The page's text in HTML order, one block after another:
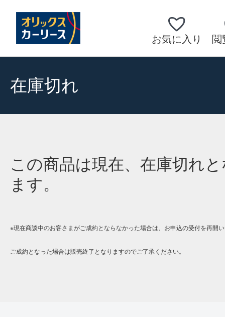
お気に入り 閲
在庫切れ
この商品は現在、在庫切れ
ます。
※現在商談中のお客さまがご成約とならなかった場合は、お申込の受付を再開
ご成約となった場合は販売終了となりますのでご了承ください。